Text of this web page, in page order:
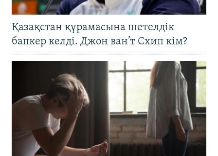
Қазақстан құрамасына шетелдік
бапкер келді. Джон ван’т Схип кім?